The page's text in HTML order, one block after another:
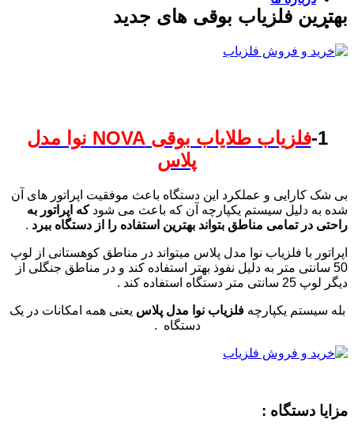
بهترین فلزیاب بوقی های جدید
1-
فلزیاب طلایاب بوقی NOVA نوا مدل
پلاس
بی شک کارایی و عملکرد این دستگاه باعث موفقیت اپراتور های آن
شده به دلیل سیستم یکپارچه آن که باعث می شودکه اپراتور به
راحتی در تمامی مناطق بتواند بهترین استفاده را از دستگاه ببرد .
اپراتور با فلزیاب نوا مدل پلاس میتواند در مناطق کوهستانی از لوپ
50 سانتی متر به دلیل نفوذ بهتر استفاده کند و در مناطق جنگلی از
دیگر لوپ 25 سانتی متر دستگاه استفاده کند .
بله سیستم یکپارچهفلزیاب نوا مدل پلاس یعنی همه امکانات در یک
دستگاه .
مزایا دستگاه :